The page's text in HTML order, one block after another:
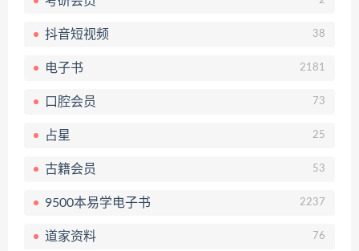
抖音短视频 38
电子书 2181
口腔会员 73
占星 25
古籍会员 53
9500本易学电子书 2237
道家资料 76